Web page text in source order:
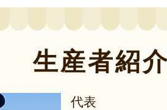
生産者紹
代表